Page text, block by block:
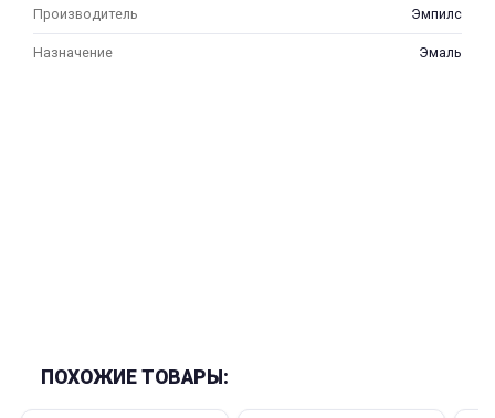
Производитель Эмпилс
Назначение Эмаль
ПОХОЖИЕ ТОВАРЫ: